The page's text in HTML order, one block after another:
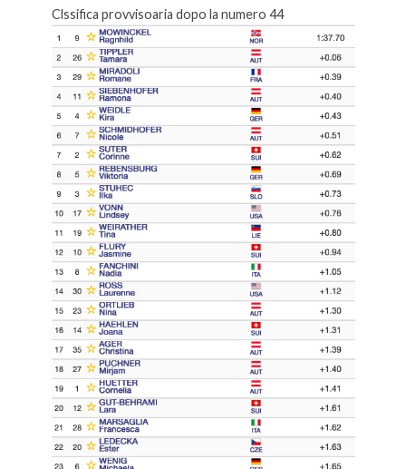
Clssifica provvisoaria dopo la numero 44